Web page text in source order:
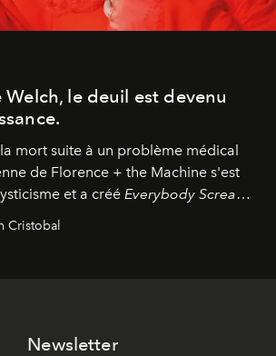
Welch, le deuil est devenu
mort suite à un problème médical
de Florence + the Machine s'est
et a créé Everybody Scream
Cristobal
Newsletter